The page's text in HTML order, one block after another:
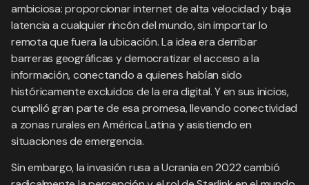
ambiciosa: proporcionar internet de alta velocidad y baja
latencia a cualquier rincón del mundo, sin importar lo
remota que fuera la ubicación. La idea era derribar
barreras geográficas y democratizar el acceso a la
información, conectando a quienes habían sido
históricamente excluidos de la era digital. Y en sus inicios,
cumplió gran parte de esa promesa, llevando conectividad
a zonas rurales en América Latina y asistiendo en
situaciones de emergencia.
Sin embargo, la invasión rusa a Ucrania en 2022 cambió